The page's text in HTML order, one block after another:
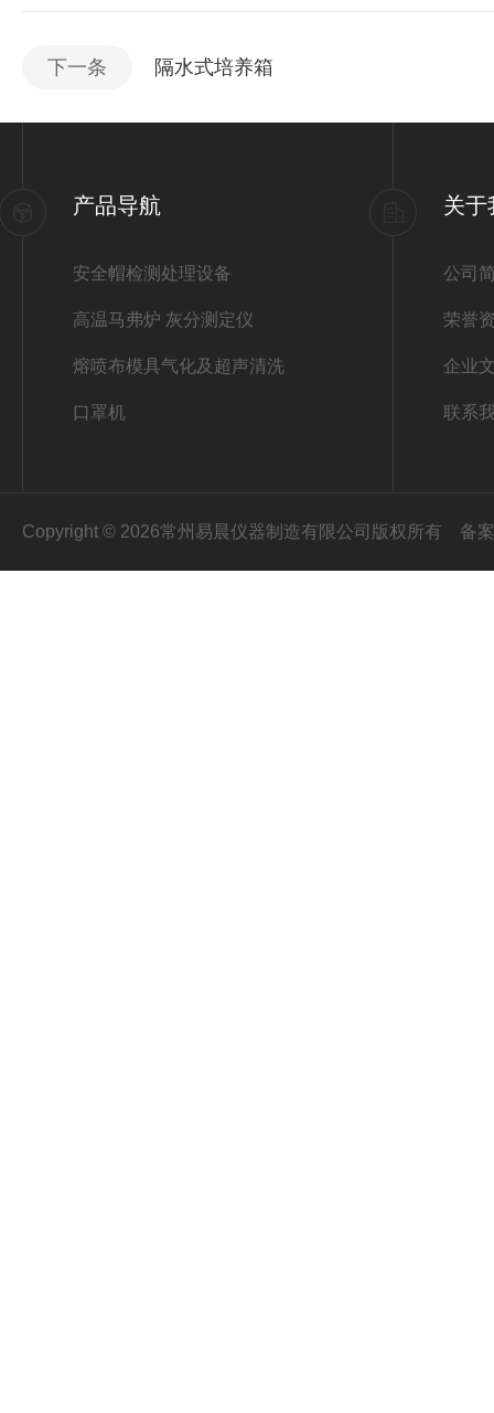
下一条 隔水式培养箱
产品导航
安全帽检测处理设备
高温马弗炉 灰分测定仪
熔喷布模具气化及超声清洗
口罩机
关于
公司
荣誉
企业
联系
Copyright © 2026常州易晨仪器制造有限公司版权所有 备